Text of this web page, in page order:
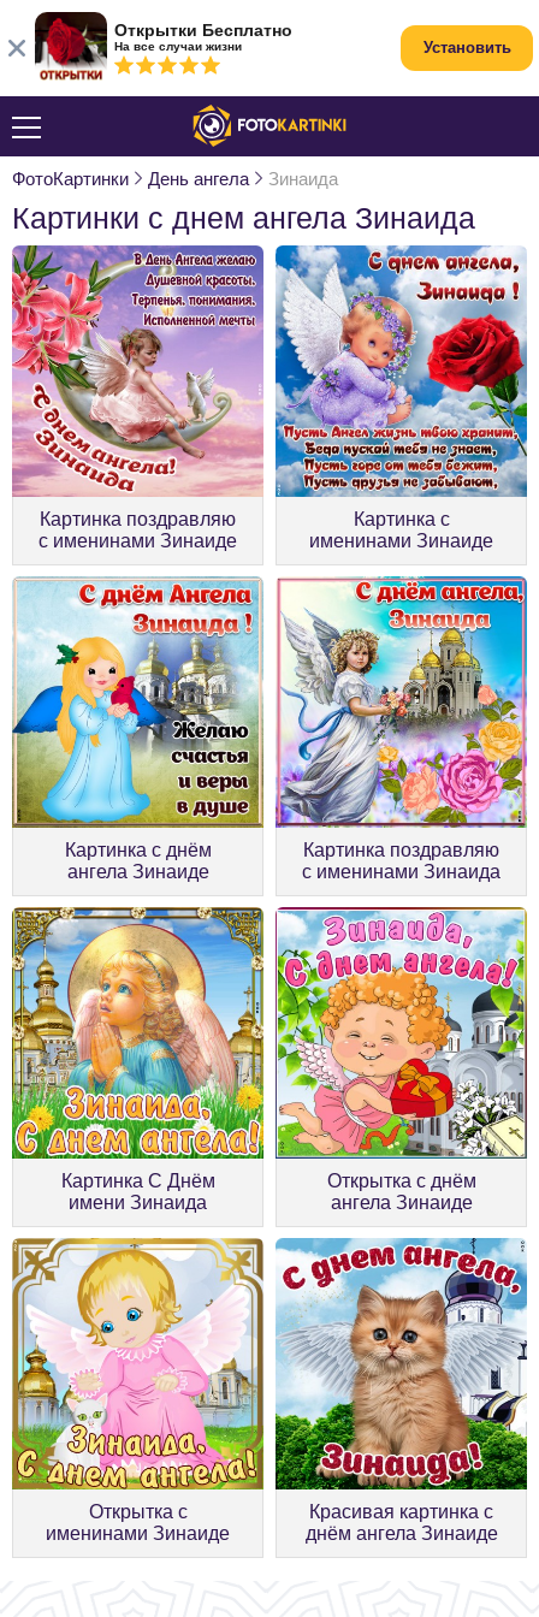
ФотоКартинки День ангела Зинаида
Картинки с днем ангела Зинаида
Картинка поздравляю
с именинами Зинаиде
Картинка с
именинами Зинаиде
Картинка с днём
ангела Зинаиде
Картинка поздравляю
с именинами Зинаида
Картинка С Днём
имени Зинаида
Открытка с днём
ангела Зинаиде
Открытка с
именинами Зинаиде
Красивая картинка с
днём ангела Зинаиде
Открытки Бесплатно
На все случаи жизни Установить